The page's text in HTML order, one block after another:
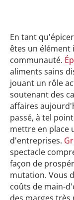
En tant
êtes un
communauté.
aliments sains
jouant un rôle
soutenant des
affaires
passé, à tel
mettre en place
d'entreprises.
spectacle
façon de
mutation. Vous
coûts de main-